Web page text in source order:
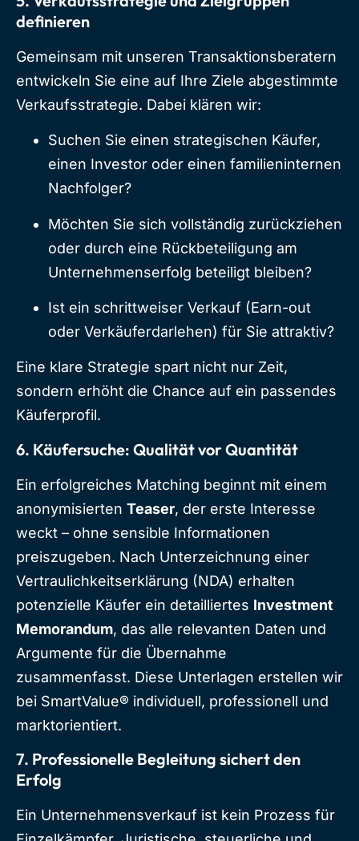
definieren
Gemeinsam mit unseren Transaktionsberatern
entwickeln Sie eine auf Ihre Ziele abgestimmte
Verkaufsstrategie. Dabei klären wir:
Suchen Sie einen strategischen Käufer,
einen Investor oder einen familieninternen
Nachfolger?
Möchten Sie sich vollständig zurückziehen
oder durch eine Rückbeteiligung am
Unternehmenserfolg beteiligt bleiben?
Ist ein schrittweiser Verkauf (Earn-out
oder Verkäuferdarlehen) für Sie attraktiv?
Eine klare Strategie spart nicht nur Zeit,
sondern erhöht die Chance auf ein passendes
Käuferprofil.
6. Käufersuche: Qualität vor Quantität
Ein erfolgreiches Matching beginnt mit einem
anonymisierten Teaser, der erste Interesse
weckt – ohne sensible Informationen
preiszugeben. Nach Unterzeichnung einer
Vertraulichkeitserklärung (NDA) erhalten
potenzielle Käufer ein detailliertes Investment
Memorandum, das alle relevanten Daten und
Argumente für die Übernahme
zusammenfasst. Diese Unterlagen erstellen wir
bei SmartValue® individuell, professionell und
marktorientiert.
7. Professionelle Begleitung sichert den
Erfolg
Ein Unternehmensverkauf ist kein Prozess für